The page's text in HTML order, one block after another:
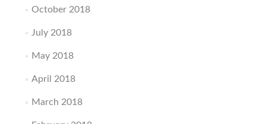
October 2018
July 2018
May 2018
April 2018
March 2018